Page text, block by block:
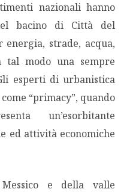
nazionali hanno
bacino di Città del
strade, acqua,
tal modo una sempre
esperti di urbanistica
“primacy”, quando
un’esorbitante
ed attività economiche
e della valle